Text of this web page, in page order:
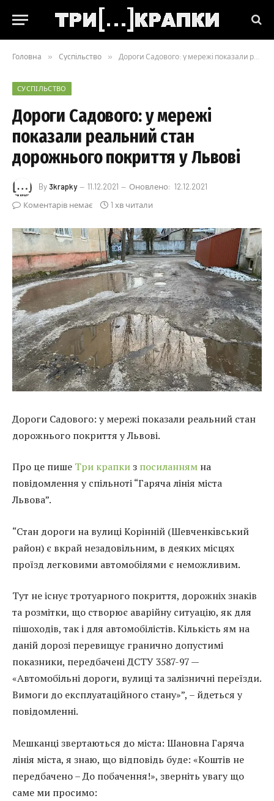
Головна » Суспільство » Дороги Садового: у мережі показали реальний стан дорожнього покриття у Львові
СУСПІЛЬСТВО
Дороги Садового: у мережі
показали реальний стан
дорожнього покриття у Львові
By 3krapky 11.12.2021 Оновлено: 12.12.2021
Коментарів немає
1 хв читали
Дороги Садового: у мережі показали реальний стан
дорожнього покриття у Львові.
Про це пише Три крапкиз посиланням на
повідомлення у спільноті “Гаряча лінія міста
Львова”.
“Стан дороги на вулиці Корінній (Шевченкiвський
район) є вкрай незадовільним, в деяких місцях
проїзд легковими автомобілями є неможливим.
Тут не існує тротуарного покриття, дорожніх знаків
та розмітки, що створює аварійну ситуацію, як для
пішоходів, так і для автомобілістів. Кількість ям на
даній дорозі перевищує гранично допустимі
показники, передбачені ДСТУ 3587-97 —
«Автомобільні дороги, вулиці та залізничні переїзди.
Вимоги до експлуатаційного стану»”, – йдеться у
повідомленні.
Мешканці звертаються до міста: Шановна Гаряча
лінія міста, я знаю, що відповідь буде: «Коштів не
передбачено – До побачення!», зверніть увагу що
саме ми просимо: